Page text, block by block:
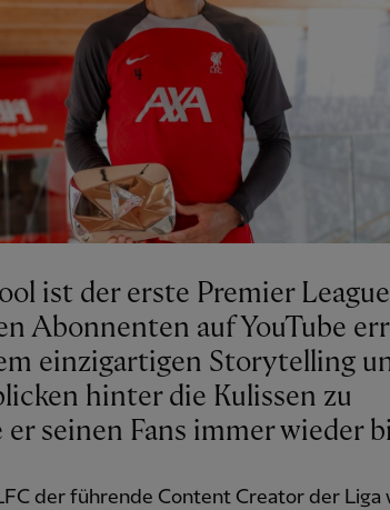
ist der erste Premier
Abonnenten auf YouTube
einzigartigen Storytelling
hinter die Kulissen zu
er seinen Fans immer wieder
der führende Content Creator der Liga